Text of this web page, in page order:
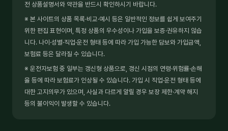
전 상품설명서와 약관을 반드시 확인하시기 바랍니다.
※ 본 사이트의 상품 목록·비교·예시 등은 일반적인 정보를 쉽게 보여주기
위한 편집 표현이며, 특정 상품의 우수성이나 가입을 보증·권유하지 않습
니다. 나이·성별·직업·운전 형태 등에 따라 가입 가능한 담보와 가입금액,
보험료 등은 달라질 수 있습니다.
※ 운전자보험 중 일부는 갱신형 상품으로, 갱신 시점의 연령·위험률·손해
율 등에 따라 보험료가 인상될 수 있습니다. 가입 시 직업·운전 형태 등에
대한 고지의무가 있으며, 사실과 다르게 알릴 경우 보장 제한·계약 해지
등의 불이익이 발생할 수 있습니다.